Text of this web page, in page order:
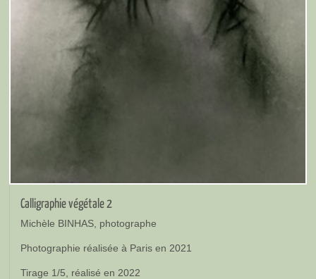
Calligraphie végétale 2
Michèle BINHAS, photographe
Photographie réalisée à Paris en 2021
Tirage 1/5, réalisé en 2022